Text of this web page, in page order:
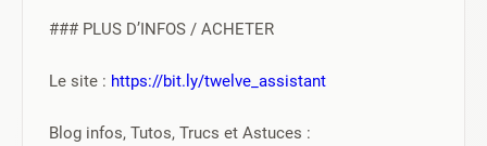
### PLUS D’INFOS / ACHETER
Le site : https://bit.ly/twelve_assistant